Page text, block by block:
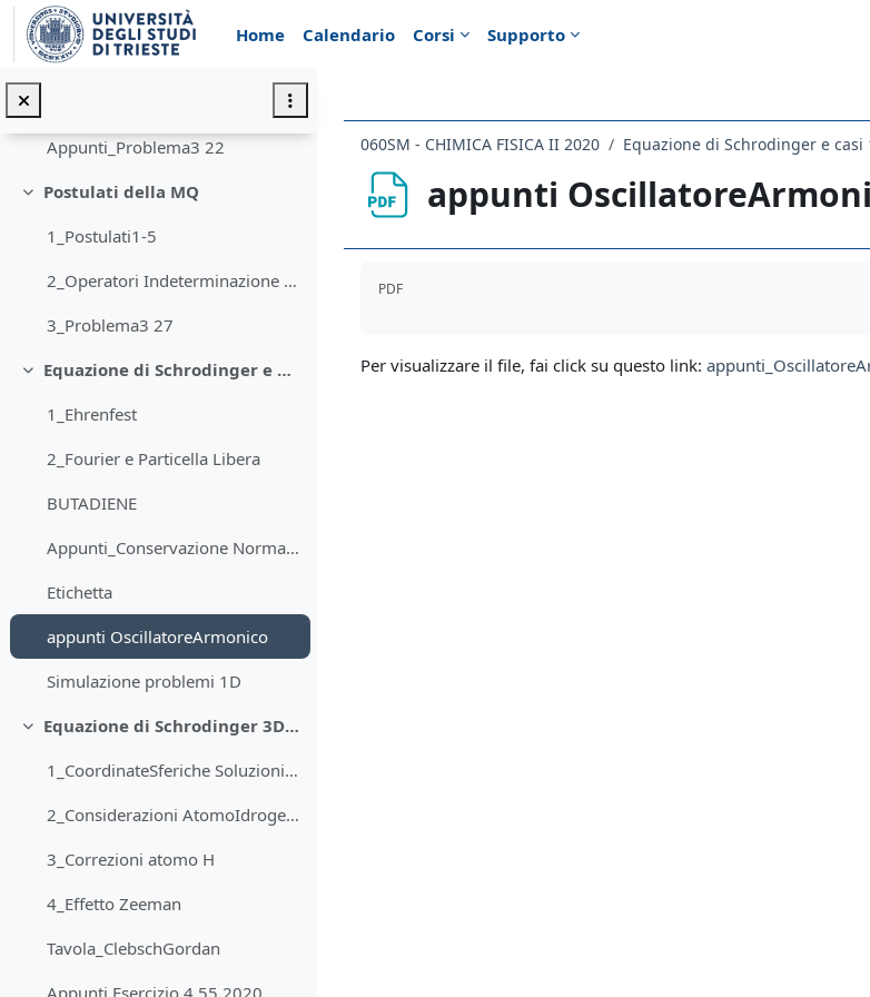
Vai al contenuto principale
Home
Calendario Corsi Supporto
Minimizza
BraKet
Appunti_Problema3 22
Minimizza
Postulati della MQ
1_Postulati1-5
2_Operatori Indeterminazione CSO Misura
3_Problema3 27
Minimizza
Equazione di Schrodinger e casi 1D
1_Ehrenfest
2_Fourier e Particella Libera
BUTADIENE
Appunti_Conservazione Normalizzazione 24Marzo
Etichetta
appunti OscillatoreArmonico
Simulazione problemi 1D
Minimizza
Equazione di Schrodinger 3D - Atomo di idrogeno
1_CoordinateSferiche Soluzioni_Idrogeno
2_Considerazioni AtomoIdrogeno
3_Correzioni atomo H
4_Effetto Zeeman
Tavola_ClebschGordan
060SM - CHIMICA FISICA II 2020 Equazione di Schrodinger e casi
appunti
PDF
Per visualizzare il file, fai click su questo link: